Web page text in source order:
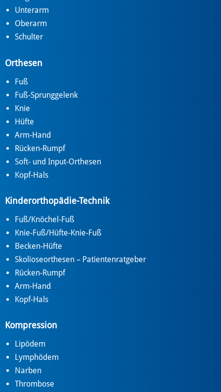
Unterarm
Oberarm
Schulter
Orthesen
Fuß
Fuß-Sprunggelenk
Knie
Hüfte
Arm-Hand
Rücken-Rumpf
Soft- und Input-Orthesen
Kopf-Hals
Kinderorthopädie-Technik
Fuß/Knöchel-Fuß
Knie-Fuß/Hüfte-Knie-Fuß
Becken-Hüfte
Skolioseorthesen – Patientenratgeber
Rücken-Rumpf
Arm-Hand
Kopf-Hals
Kompression
Lipödem
Lymphödem
Narben
Thrombose